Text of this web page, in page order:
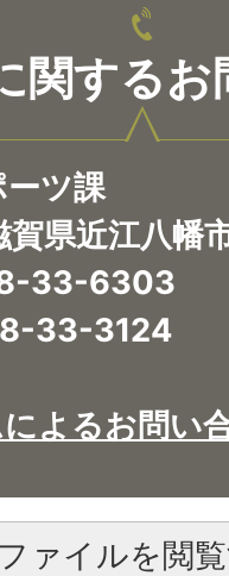
関するお
ツ課
県近江八幡
33-6303
33-3124
よるお問い
ァイルを閲